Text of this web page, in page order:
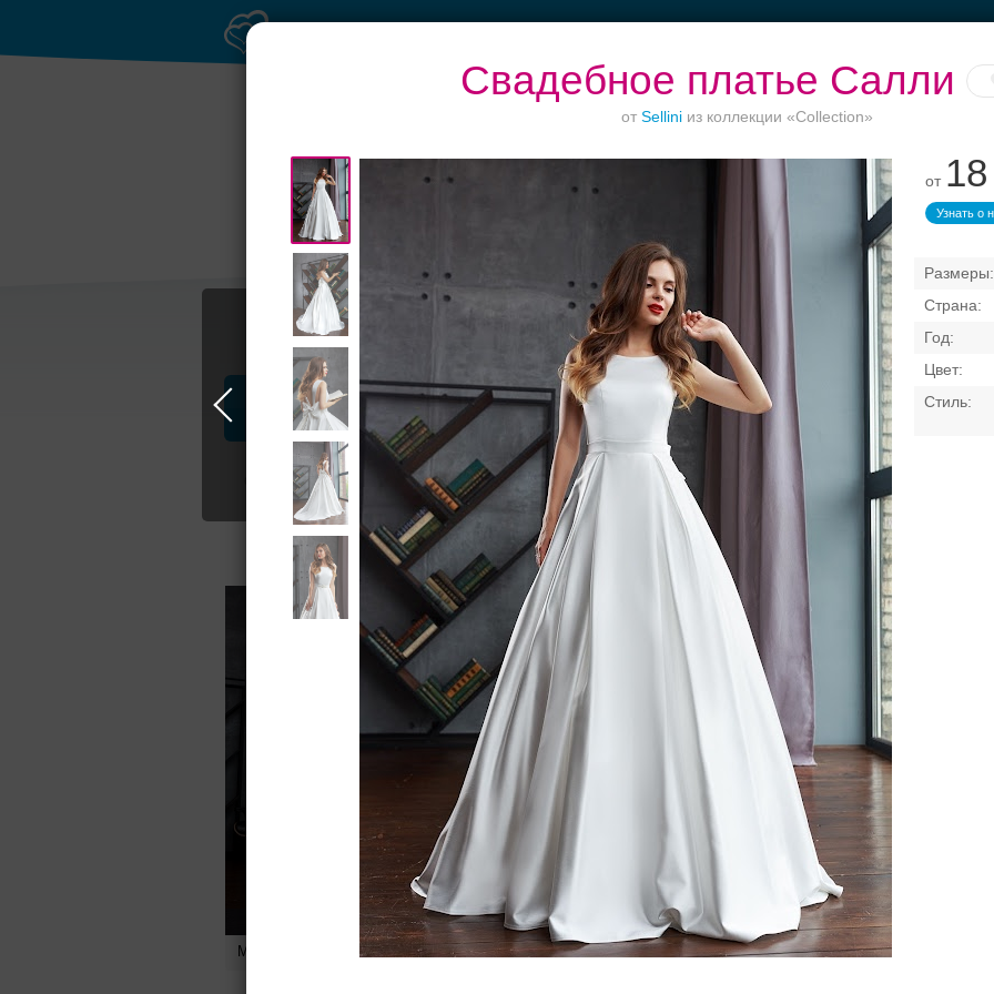
Свадебное платье Салли
от Selliniиз коллекции «Collection»
от
Узнать о
Торжества за
Банкет в отеле
Профессионалы и услуги Свадебные платья Банкет Транспорт Кольца
Свадьба в Москве Свадебные платья
Для Вас найдено 849 платьев
руб.
Мэгги от
35100
Adgenna 1804 отQueen
34400руб.
Anetti 1832 отQueen